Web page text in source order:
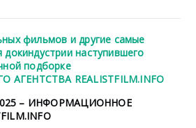
фильмов и другие самые
наступившего
подборке
REALISTFILM.INFO
– ИНФОРМАЦИОННОЕ